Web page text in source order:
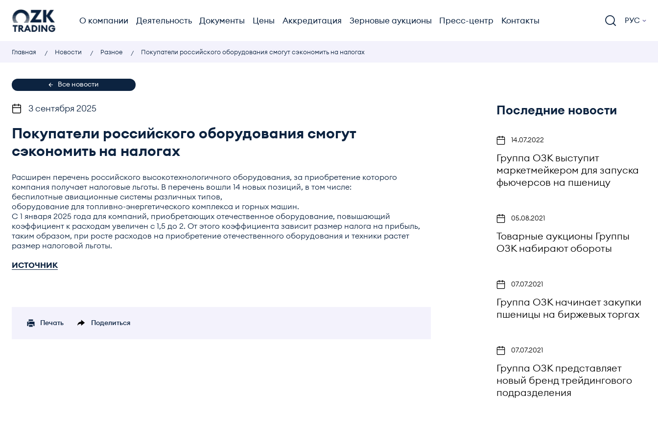
О компании Деятельность Документы Цены Аккредитация Зерновые аукционы Пресс-центр Контакты РУС
Главная Новости Разное Покупатели российского оборудования смогут сэкономить на налогах
Все новости
3 сентября 2025
Покупатели российского оборудования смогут
сэкономить на налогах
Расширен перечень российского высокотехнологичного оборудования, за приобретение которого
компания получает налоговые льготы. В перечень вошли 14 новых позиций, в том числе:
беспилотные авиационные системы различных типов,
оборудование для топливно-энергетического комплекса и горных машин.
С 1 января 2025 года для компаний, приобретающих отечественное оборудование, повышающий
коэффициент к расходам увеличен с 1,5 до 2. От этого коэффициента зависит размер налога на прибыль,
таким образом, при росте расходов на приобретение отечественного оборудования и техники растет
размер налоговой льготы.
ИСТОЧНИК
Печать Поделиться
Последние новости
14.07.2022
Группа ОЗК выступит
маркетмейкером для запуска
фьючерсов на пшеницу
05.08.2021
Товарные аукционы Группы
ОЗК набирают обороты
07.07.2021
Группа ОЗК начинает закупки
пшеницы на биржевых торгах
07.07.2021
Группа ОЗК представляет
новый бренд трейдингового
подразделения